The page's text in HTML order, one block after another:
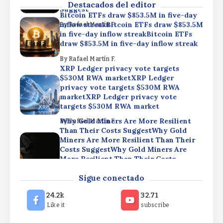
Destacados del editor
Suggest
ByRafael Martín F.
Bitcoin ETFs draw $853.5M in five-day
inflow streakBitcoin ETFs draw $853.5M
in five-day inflow streakBitcoin ETFs
draw $853.5M in five-day inflow streak
By Rafael Martín F.
XRP Ledger privacy vote targets
$530M RWA marketXRP Ledger
privacy vote targets $530M RWA
marketXRP Ledger privacy vote
targets $530M RWA market
By Rafael Martín F.
Why Gold Miners Are More Resilient
Than Their Costs SuggestWhy Gold
Miners Are More Resilient Than Their
Costs SuggestWhy Gold Miners Are
More Resilient Than Their Costs
Rafael Martín F.
Bitcoin ETFs draw $853.5M in five-day
inflow streakBitcoin ETFs draw $853.5M
in five-day inflow streakBitcoin ETFs
draw $853.5M in five-day inflow streak
Sigue conectado
24.2k
Like it
32.71
subscribe